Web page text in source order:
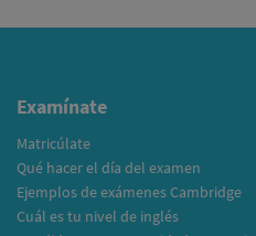
Examínate
Matricúlate
Qué hacer el día del examen
Ejemplos de exámenes Cambridge
Cuál es tu nivel de inglés